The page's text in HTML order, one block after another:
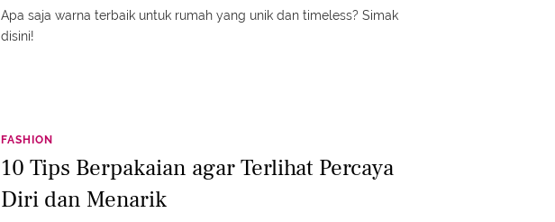
Apa saja warna terbaik untuk rumah yang unik dan timeless? Simak
disini!
FASHION
10 Tips Berpakaian agar Terlihat Percaya
Diri dan Menarik